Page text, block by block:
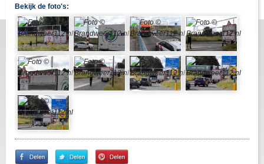
Bekijk de foto's:
Share
on
Share
on
Pin
It!